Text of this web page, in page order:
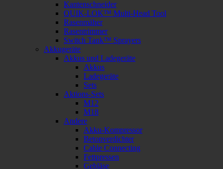
Kantenschneider
QUIK-LOK™ Multi-Head Tool
Rasenmäher
Rasentrimmer
Switch Tank™ Sprayers
Akkugeräte
Akkus und Ladegeräte
Akkus
Ladegeräte
Sets
Aktions-Sets
M12
M18
Andere
Akku-Kompressor
Betonverdichter
Cable Connecting
Fettpressen
Gebläse